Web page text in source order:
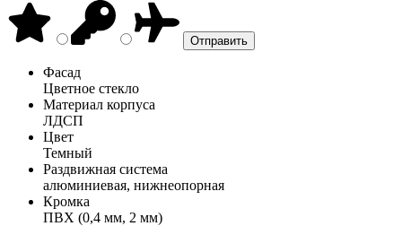
Фасад
Цветное стекло
Материал корпуса
ЛДСП
Цвет
Темный
Раздвижная система
алюминиевая, нижнеопорная
Кромка
ПВХ (0,4 мм, 2 мм)